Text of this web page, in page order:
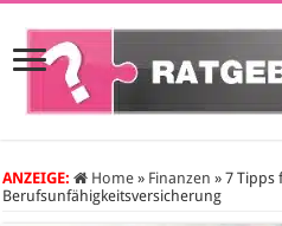
ANZEIGE: Home » Finanzen » 7 Tipps
Berufsunfähigkeitsversicherung